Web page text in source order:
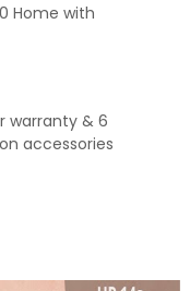
Home with
warranty & 6
accessories